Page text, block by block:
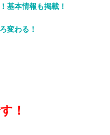
基本情報も掲載！
変わる！
！